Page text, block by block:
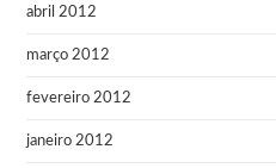
abril 2012
março 2012
fevereiro 2012
janeiro 2012